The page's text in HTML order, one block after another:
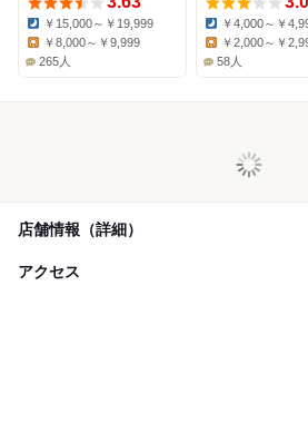
Dinner:
￥15,000～￥19,999
￥8,000～￥9,999
265人
Dinner:
￥4,000～￥
Lunch:
￥2,000～￥
58人
店舗情報（詳細）
アクセス